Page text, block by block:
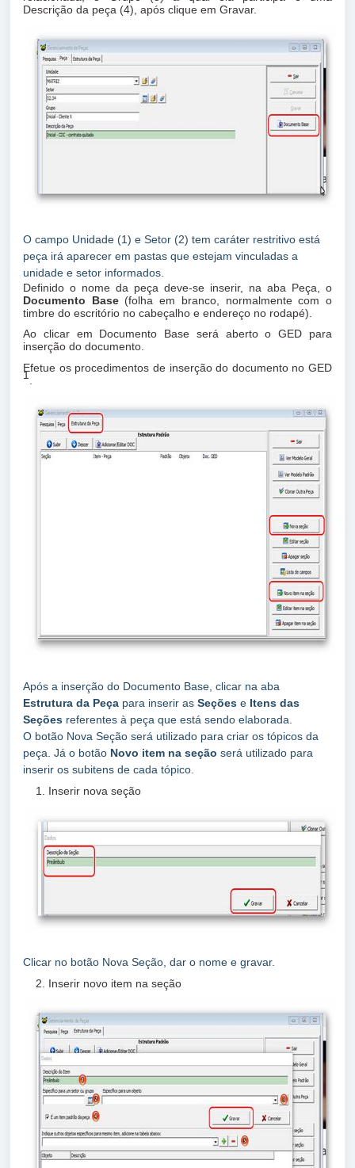
Descrição da peça (4), após clique em Gravar.
O campo Unidade (1) e Setor (2) tem caráter restritivo está
peça irá aparecer em pastas que estejam vinculadas a
unidade e setor informados.
Definido o nome da peça deve-se inserir, na aba Peça, o
Documento Base(folha em branco, normalmente com o
timbre do escritório no cabeçalho e endereço no rodapé).
Ao clicar em Documento Base será aberto o GED para
inserção do documento.
Efetue os procedimentos de inserção do documento no GED
1
Após a inserção do Documento Base, clicar na aba
Estrutura da Peça para inserir as Seções e Itens das
Seções referentes à peça que está sendo elaborada.
O botão Nova Seção será utilizado para criar os tópicos da
peça. Já o botão Novo item na seção será utilizado para
inserir os subitens de cada tópico.
Inserir nova seção
Clicar no botão Nova Seção, dar o nome e gravar.
Inserir novo item na seção